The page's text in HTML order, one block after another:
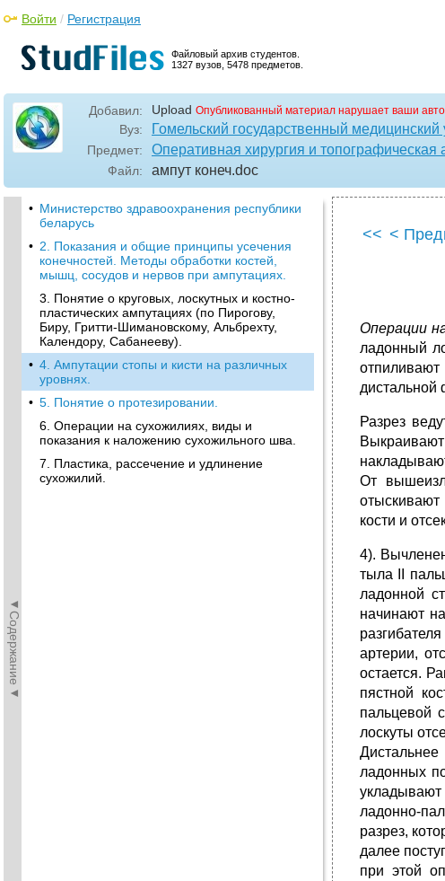
Файловый архив студентов.
1327 вузов, 5478 предметов.
Войти / Регистрация
Добавил: Upload Опубликованный материал нарушает ваши
Вуз: Гомельский государственный медицинский
Предмет: Оперативная хирургия и топографическая
Файл: ампут конеч.doc
◄Содержание◄
• Министерство здравоохранения республики
беларусь
• 2. Показания и общие принципы усечения
конечностей. Методы обработки костей,
мышц, сосудов и нервов при ампутациях.
3. Понятие о круговых, лоскутных и костно-
пластических ампутациях (по Пирогову,
Биру, Гритти-Шимановскому, Альбрехту,
Календору, Сабанееву).
• 4. Ампутации стопы и кисти на различных
уровнях.
• 5. Понятие о протезировании.
6. Операции на сухожилиях, виды и
показания к наложению сухожильного шва.
7. Пластика, рассечение и удлинение
сухожилий.
<< <
Операции
ладонный
дистальной
Разрез
От
кости и
4).
тыла II
ладонной
начинают
артерии,
остается.
пястной
пальцевой
лоскуты
ладонных
ладонно-
разрез,
далее
при этой